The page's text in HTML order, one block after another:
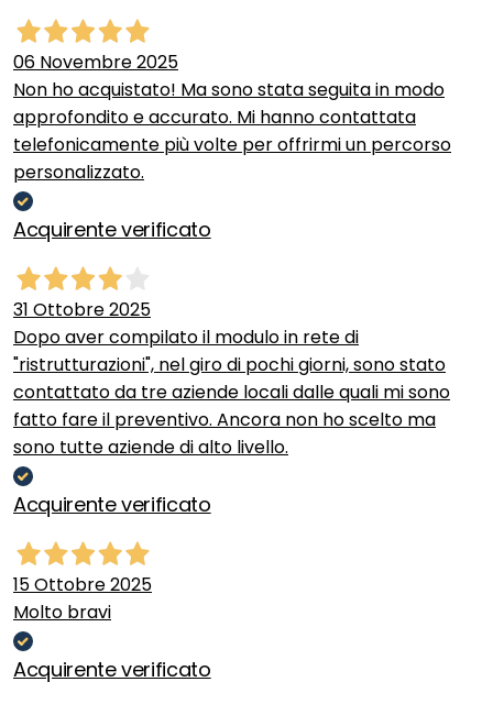
06 Novembre 2025
Non ho acquistato! Ma sono stata seguita in modo
approfondito e accurato. Mi hanno contattata
telefonicamente più volte per offrirmi un percorso
personalizzato.
Acquirente verificato
31 Ottobre 2025
Dopo aver compilato il modulo in rete di
"ristrutturazioni", nel giro di pochi giorni, sono stato
contattato da tre aziende locali dalle quali mi sono
fatto fare il preventivo. Ancora non ho scelto ma
sono tutte aziende di alto livello.
Acquirente verificato
15 Ottobre 2025
Molto bravi
Acquirente verificato